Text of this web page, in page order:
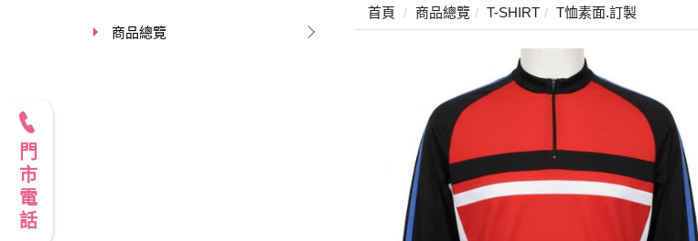
商品總覽
首頁 商品總覽 T-SHIRT T恤素面.訂製
門市電話